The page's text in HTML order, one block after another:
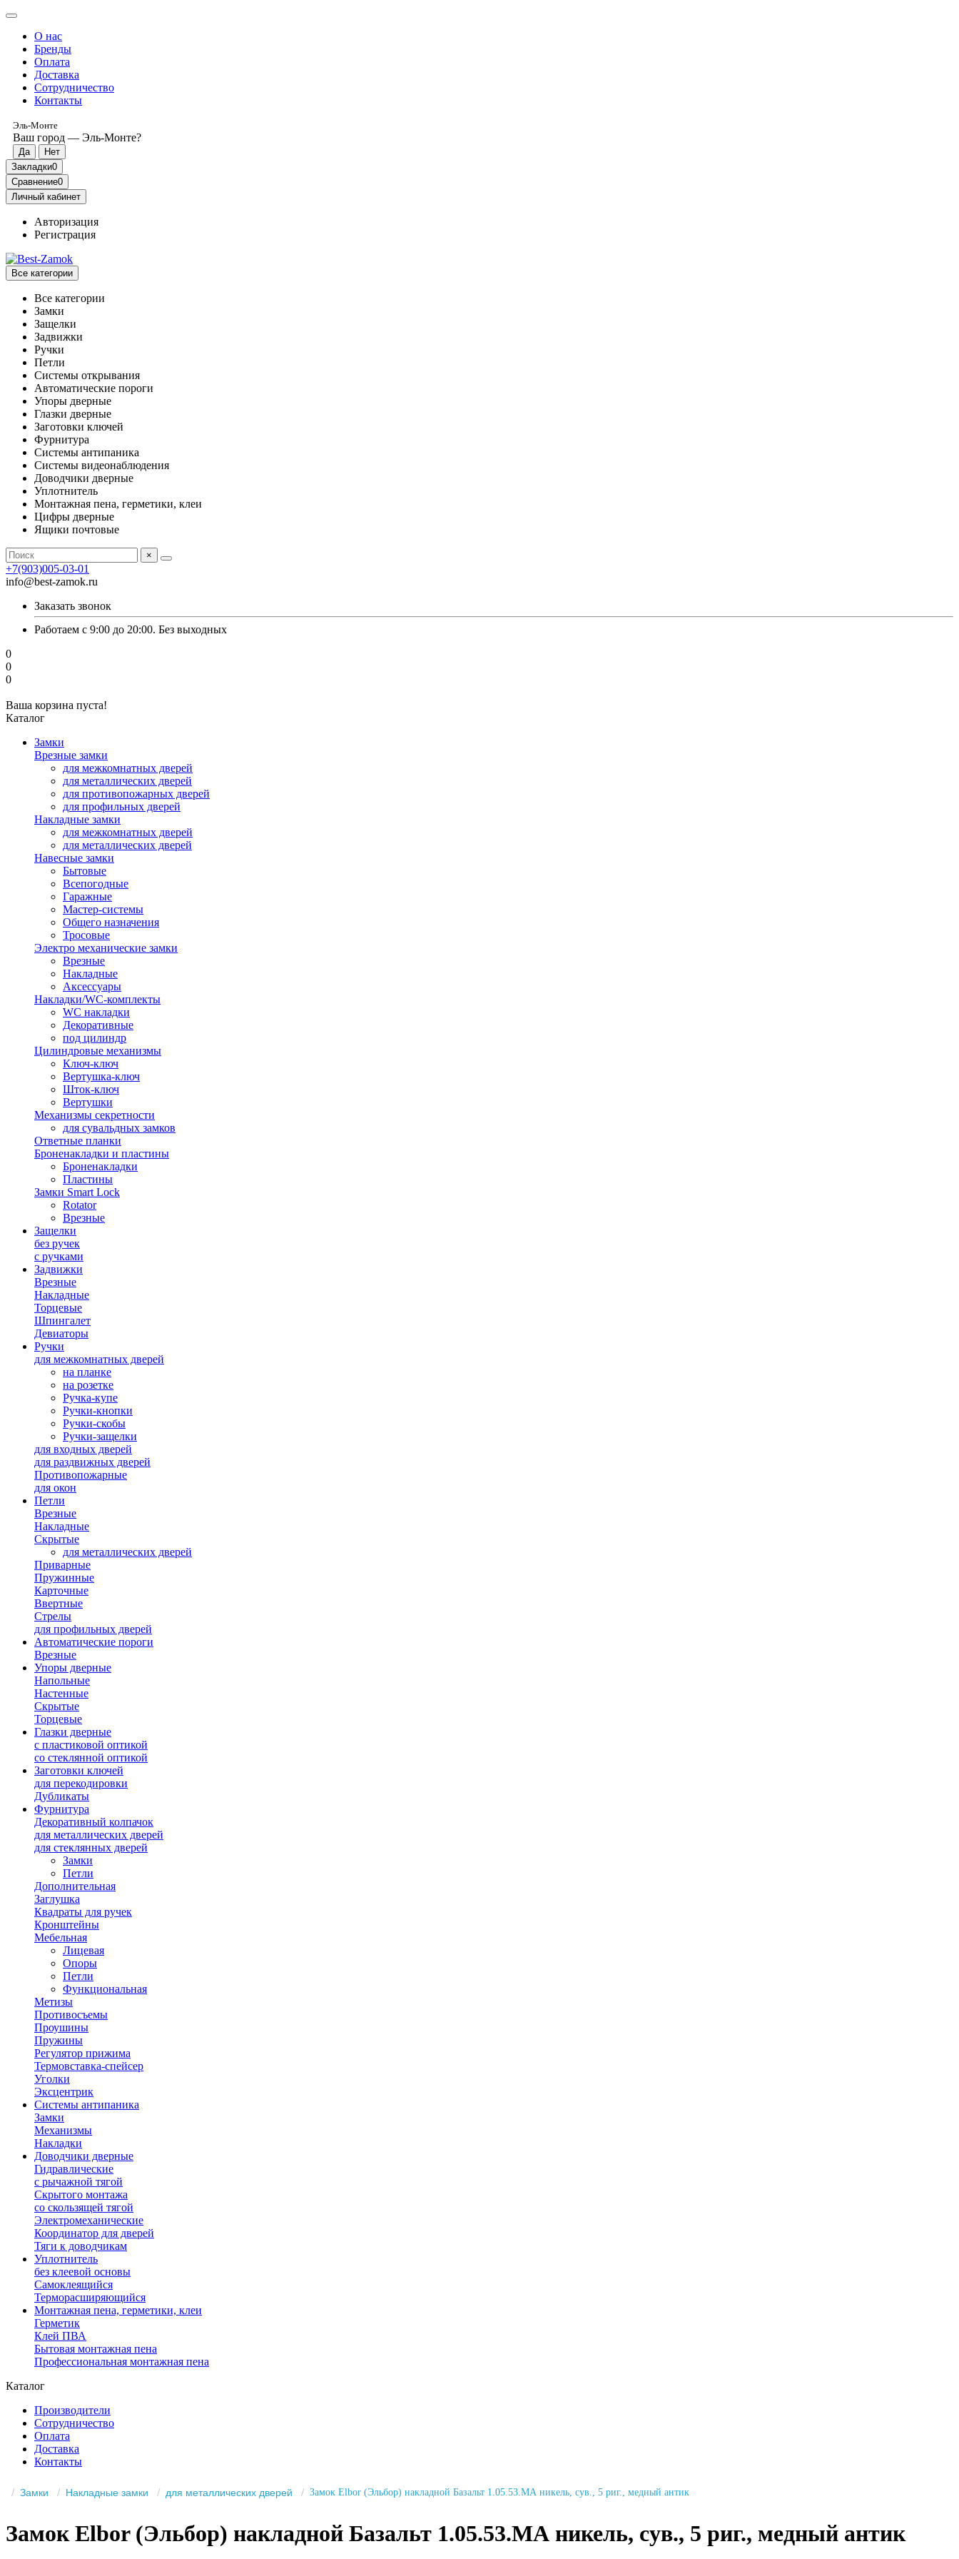
О нас
Бренды
Оплата
Доставка
Сотрудничество
Контакты
Эль-Монте
Ваш город — Эль-Монте?
Закладки0
Сравнение0
Личный кабинет
Авторизация
Регистрация
Все категории
Все категории
Замки
Защелки
Задвижки
Ручки
Петли
Системы открывания
Автоматические пороги
Упоры дверные
Глазки дверные
Заготовки ключей
Фурнитура
Системы антипаника
Системы видеонаблюдения
Доводчики дверные
Уплотнитель
Монтажная пена, герметики, клеи
Цифры дверные
Ящики почтовые
×
+7(903)005-03-01
info@best-zamok.ru
Заказать звонок
Работаем с 9:00 до 20:00. Без выходных
0
0
0
Ваша корзина пуста!
Каталог
Замки
Врезные замки
для межкомнатных дверей
для металлических дверей
для противопожарных дверей
для профильных дверей
Накладные замки
для межкомнатных дверей
для металлических дверей
Навесные замки
Бытовые
Всепогодные
Гаражные
Мастер-системы
Общего назначения
Тросовые
Электро механические замки
Врезные
Накладные
Аксессуары
Накладки/WC-комплекты
WC накладки
Декоративные
под цилиндр
Цилиндровые механизмы
Ключ-ключ
Вертушка-ключ
Шток-ключ
Вертушки
Механизмы секретности
для сувальдных замков
Ответные планки
Броненакладки и пластины
Броненакладки
Пластины
Замки Smart Lock
Rotator
Врезные
Защелки
без ручек
с ручками
Задвижки
Врезные
Накладные
Торцевые
Шпингалет
Девиаторы
Ручки
для межкомнатных дверей
на планке
на розетке
Ручка-купе
Ручки-кнопки
Ручки-скобы
Ручки-защелки
для входных дверей
для раздвижных дверей
Противопожарные
для окон
Петли
Врезные
Накладные
Скрытые
для металлических дверей
Приварные
Пружинные
Карточные
Ввертные
Стрелы
для профильных дверей
Автоматические пороги
Врезные
Упоры дверные
Напольные
Настенные
Скрытые
Торцевые
Глазки дверные
с пластиковой оптикой
со стеклянной оптикой
Заготовки ключей
для перекодировки
Дубликаты
Фурнитура
Декоративный колпачок
для металлических дверей
для стеклянных дверей
Замки
Петли
Дополнительная
Заглушка
Квадраты для ручек
Кронштейны
Мебельная
Лицевая
Опоры
Петли
Функциональная
Метизы
Противосъемы
Проушины
Пружины
Регулятор прижима
Термовставка-спейсер
Уголки
Эксцентрик
Системы антипаника
Замки
Механизмы
Накладки
Доводчики дверные
Гидравлические
с рычажной тягой
Скрытого монтажа
со скользящей тягой
Электромеханические
Координатор для дверей
Тяги к доводчикам
Уплотнитель
без клеевой основы
Самоклеящийся
Терморасширяющийся
Монтажная пена, герметики, клеи
Герметик
Клей ПВА
Бытовая монтажная пена
Профессиональная монтажная пена
Каталог
Производители
Сотрудничество
Оплата
Доставка
Контакты
Замки Накладные замки для металлических дверей Замок Elbor (Эльбор) накладной Базальт 1.05.53.МА никель, сув., 5 риг., медный антик
Замок Elbor (Эльбор) накладной Базальт 1.05.53.МА никель, сув., 5 риг., медный антик